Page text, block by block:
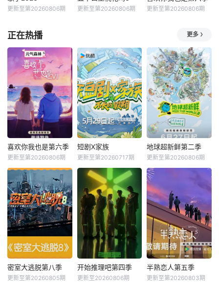
更新至第20260806期 更新至第20260806期 更新至第20260806期
正在热播 更多
喜欢你我也是第六季
更新至第20260806期
短剧X家族
更新至第20260717期
地球超新鲜第二季
更新至第20260806期
密室大逃脱第八季
更新至第20260805期
开始推理吧第四季
更新至20260806期
半熟恋人第五季
更新至第20260803期